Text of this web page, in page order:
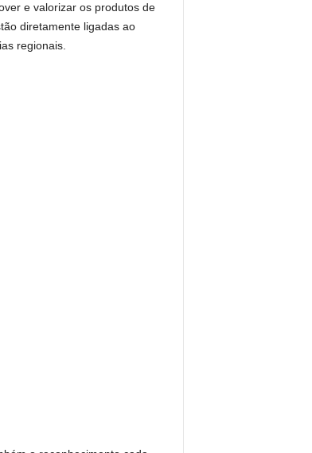
e valorizar os produtos de
diretamente ligadas ao
regionais.